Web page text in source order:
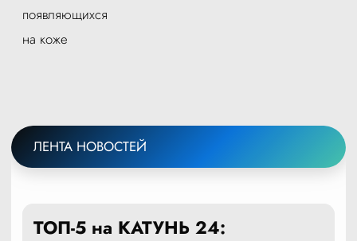
появляющихся
на коже
ЛЕНТА НОВОСТЕЙ
ТОП-5 на КАТУНЬ 24: